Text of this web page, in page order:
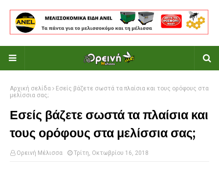
Αρχική σελίδα
Εσείς βάζετε σωστά τα πλαίσια και τους ορόφους στα
μελίσσια σας;
Εσείς βάζετε σωστά τα πλαίσια και
τους ορόφους στα μελίσσια σας;
Ορεινή Μέλισσα Τρίτη, Οκτωβρίου 16, 2018